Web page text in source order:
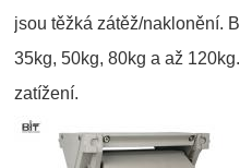
jsou těžká zátěž/naklonění.
35kg, 50kg, 80kg a až
zatížení.